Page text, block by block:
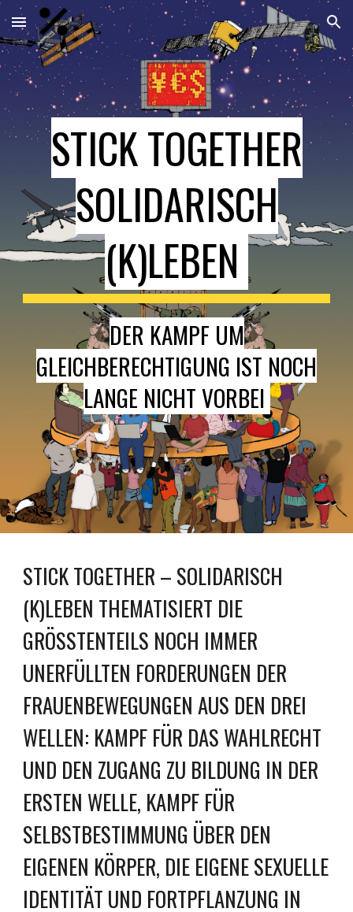
Skip to main content Skip to navigation
STICK TOGETHER
SOLIDARISCH
(K)LEBEN
DER KAMPF UM
GLEICHBERECHTIGUNG IST NOCH
LANGE NICHT VORBEI
STICK TOGETHER – SOLIDARISCH
(K)LEBEN THEMATISIERT DIE
GRÖSSTENTEILS NOCH IMMER U
NERFÜLLTEN FORDERUNGEN DER F
RAUENBEWEGUNGEN AUS DEN DREI W
ELLEN: KAMPF FÜR DAS WAHLRECHT U
ND DEN ZUGANG ZU BILDUNG IN DER E
RSTEN WELLE, KAMPF FÜR S
ELBSTBESTIMMUNG ÜBER DEN E
IGENEN KÖRPER, DIE EIGENE SEXUELLE I
DENTITÄT UND F ORTPFLANZUNG IN